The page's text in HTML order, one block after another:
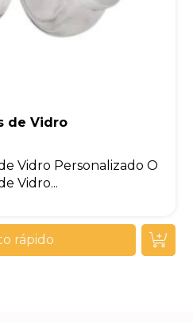
de Vidro
Vidro Personalizado O
Vidro...
rápido